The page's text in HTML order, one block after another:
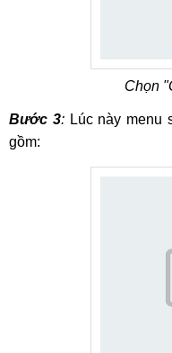
Chọn
Bước 3:Lúc này menu
gồm: